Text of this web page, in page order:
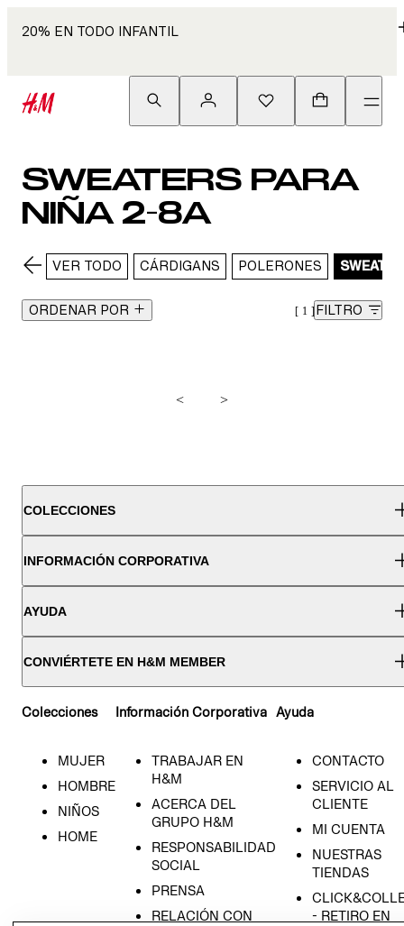
20% EN TODO INFANTIL
SWEATERS PARA
NIÑA 2-8A
VER TODO CÁRDIGANS POLERONES
ORDENAR POR 1 FILTRO
< >
COLECCIONES
INFORMACIÓN CORPORATIVA
AYUDA
CONVIÉRTETE EN H&M MEMBER
Colecciones
MUJER
HOMBRE
NIÑOS
HOME
Información Corporativa
TRABAJAR EN
H&M
ACERCA DEL
GRUPO H&M
RESPONSABILIDAD
SOCIAL
PRENSA
RELACIÓN CON
Ayuda
CONTACTO
SERVICIO AL
CLIENTE
MI CUENTA
NUESTRAS
TIENDAS
- RETIRO EN